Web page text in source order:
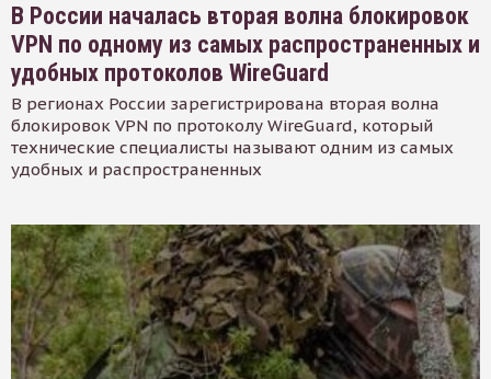
В России началась вторая волна блокировок
VPN по одному из самых распространенных и
удобных протоколов WireGuard
В регионах России зарегистрирована вторая волна
блокировок VPN по протоколу WireGuard, который
технические специалисты называют одним из самых
удобных и распространенных